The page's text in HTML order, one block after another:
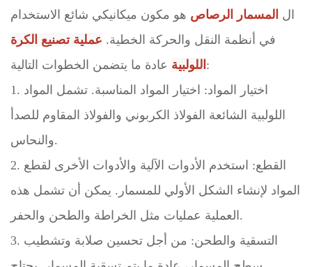
ال المسمار الرصاص هو مكون ميكانيكي شائع الاستخدام
في أنظمة النقل والحركة الخطية. عملية تصنيع الكرة
اللولبية عادة ما يتضمن الخطوات التالية:
1. اختيار المواد: اختيار المواد المناسبة. تشمل المواد
اللولبية الشائعة الفولاذ الكربوني والفولاذ المقاوم للصدأ
والنحاس.
2. القطع: استخدم الأدوات الآلية والأدوات الأخرى لقطع
المواد لإنشاء الشكل الأولي للمسمار. يمكن أن تشمل هذه
العملية عمليات مثل الخراطة والطحن والحفر.
3. التسقية والطحن: من أجل تحسين صلابة وتشطيب